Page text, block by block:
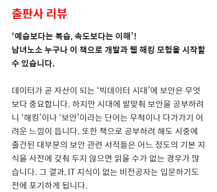
출판사 리뷰
‘예습보다는 복습,속도보다는 이해’!
남녀노소 누구나 이 책으로 개발과 웹 해킹 모험을 시작할
수 있습니다.
데이터가 곧 자산이 되는 ‘빅데이터 시대’에 보안은 무엇
보다 중요합니다.하지만 시대에 발맞춰 보안을 공부하려
니 ‘해킹’이나 ‘보안’이라는 단어는 무척이나 다가가기 어
려운 느낌이 듭니다. 또한 책으로 공부하려 해도 시중에
출간된 대부분의 보안 관련 서적들은 어느 정도의 기본 지
식을 사전에 갖춰 두지 않으면 읽을 수가 없는 경우가 많
습니다. 그 결과, IT지식이 없는 비전공자는 입문하기도
전에 포기하게 됩니다.